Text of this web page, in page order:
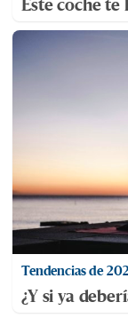
Este coche te
Tendencias de
¿Y si ya